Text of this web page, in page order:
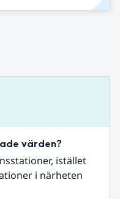
värden?
istället
i närheten